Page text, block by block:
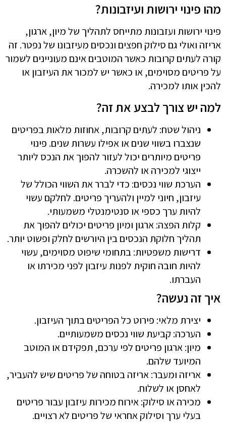
מהו פינוי ירושות ועיזבונות?
פינוי ירושות ועזבונות מתייחס לתהליך של מיון, ארגון,
אריזה ואולי גם סילוק חפצים ונכסים מעיזבונו של נפטר. זה
קורה לעתים קרובות כאשר המוטבים אינם מעוניינים לשמור
על פריטים מסוימים, או כאשר יש למכור את העיזבון או
להכין אותו למכירה.
למה יש צורך לבצע את זה?
ניהול שטח: לעתים קרובות, אחוזות מלאות בפריטים
שנצברו בשווי שנים או אפילו עשרות שנים. פינוי
פריטים מיותרים יכול לעזור להפוך את הנכס ליותר
ייצוגי למכירה או להשכרה.
הערכת שווי נכסים: כדי לברר את השווי הכולל של
עיזבון, חיוני למיין ולהעריך פריטים. לחלקם עשוי
להיות ערך כספי או סנטימנטלי משמעותי.
קלות הפצה: ארגון ומיון פריטים יכולים להפוך את
תהליך חלוקת הנכסים בין היורשים לחלק ופשוט יותר.
דרישות משפטיות: בתחומי שיפוט מסוימים, עשוי
להיות חובה חוקית לפנות עיזבון לפני מכירתו או
העברתו.
איך זה נעשה?
יצירת מלאי: פירוט כל הפריטים בתוך העיזבון.
הערכה: קביעת שווי נכסים משמעותיים.
מיון: ארגון פריטים לפי ערכם, תפקידם או המוטב
המיועד שלהם.
אריזה ומעבר: אריזה בטוחה של פריטים שיש להעביר,
לאחסן או לשלוח.
מכירה או סילוק: אירוח מכירות עיזבון עבור פריטים
בעלי ערך וסילוק אחראי של פריטים לא רצויים.